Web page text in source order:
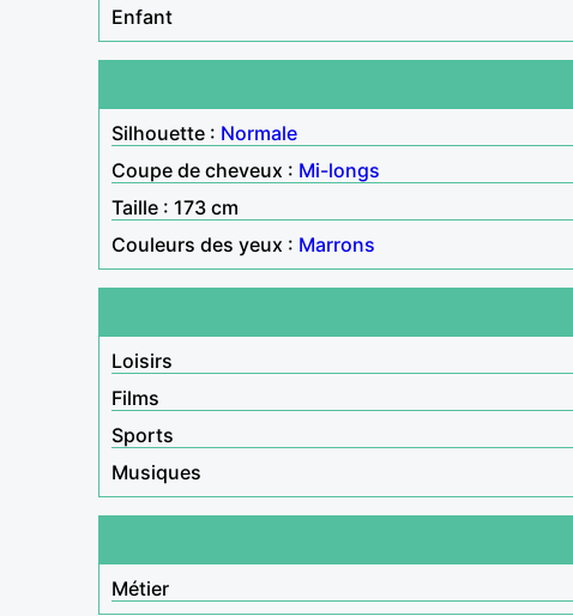
Enfant
Silhouette : Normale
Coupe de cheveux : Mi-longs
Taille : 173 cm
Couleurs des yeux : Marrons
Loisirs
Films
Sports
Musiques
Métier